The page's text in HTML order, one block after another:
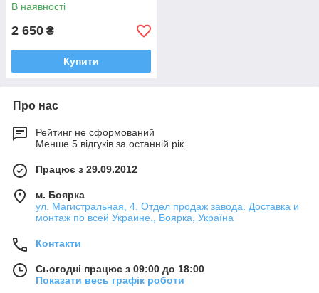
В наявності
2 650 ₴
Купити
Про нас
Рейтинг не сформований
Менше 5 відгуків за останній рік
Працює з 29.09.2012
м. Боярка
ул. Магистральная, 4. Отдел продаж завода. Доставка и
монтаж по всей Украине., Боярка, Україна
Контакти
Сьогодні працює з 09:00 до 18:00
Показати весь графік роботи